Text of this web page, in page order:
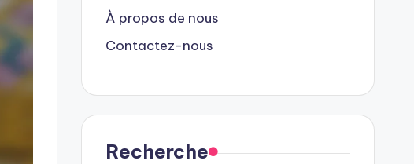
À propos de nous
Contactez-nous
Recherche